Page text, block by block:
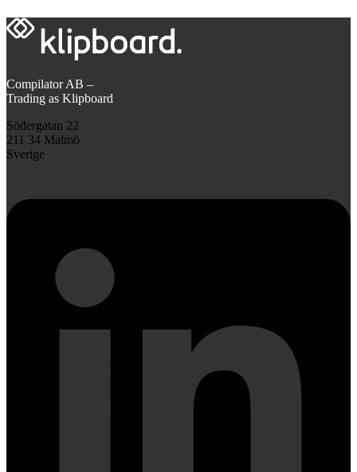
Compilator AB –
Trading as Klipboard
Södergatan 22
211 34 Malmö
Sverige